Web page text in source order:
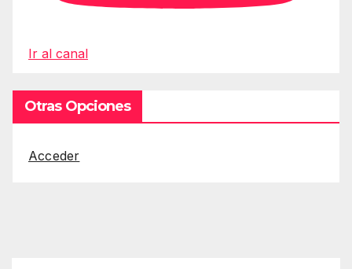
Ir al canal
Otras Opciones
Acceder